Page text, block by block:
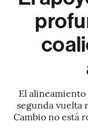
El alineamiento
segunda vuelta
Cambio no está